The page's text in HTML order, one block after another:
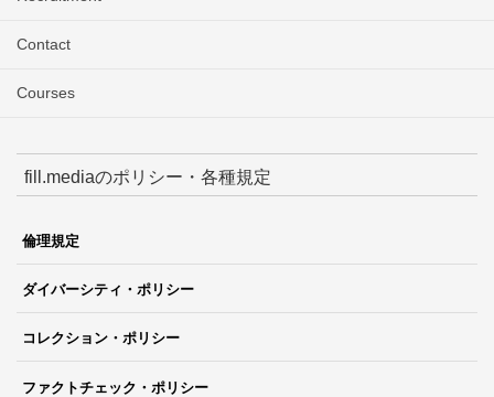
Contact
Courses
fill.mediaのポリシー・各種規定
倫理規定
ダイバーシティ・ポリシー
コレクション・ポリシー
ファクトチェック・ポリシー